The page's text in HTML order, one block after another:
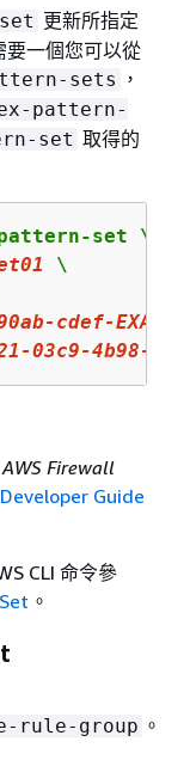
更新所指定
要一個您可以從
sets ，
pattern-
set 取得的
set \
\
ab-cdef-
-03c9-4b98-
AWS Firewall
Guide
CLI 命令參
。
rule-group 。